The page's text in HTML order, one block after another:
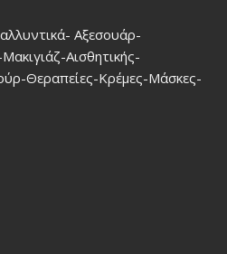
Αξεσουάρ-
Αισθητικής-
Θεραπείες-Κρέμες-Μάσκες-